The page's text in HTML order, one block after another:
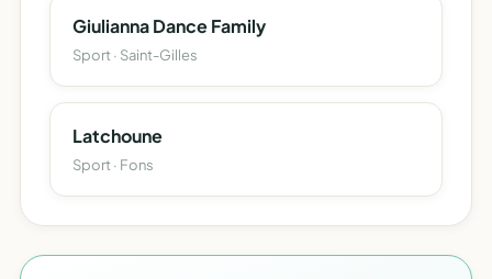
Giulianna Dance Family
Sport · Saint-Gilles
Latchoune
Sport · Fons